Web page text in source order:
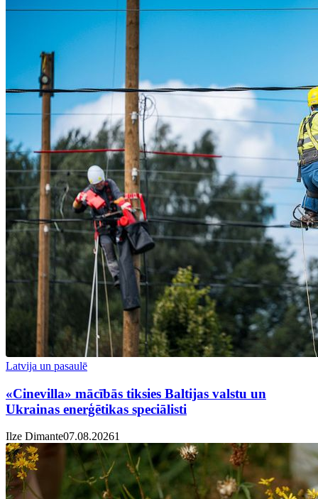
Latvija un pasaulē
«Cinevilla» mācībās tiksies Baltijas valstu un
Ukrainas enerģētikas speciālisti
Ilze Dimante07.08.20261